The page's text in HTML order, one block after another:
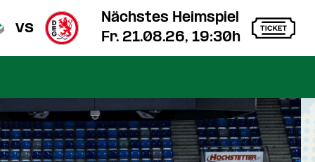
vs
Nächstes Heimspiel
Fr. 21.08.26, 19:30h